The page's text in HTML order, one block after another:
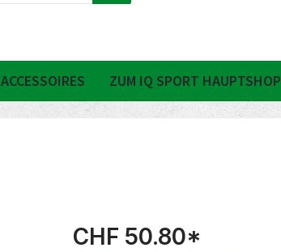
ACCESSOIRES ZUM IQ SPORT HAUPTSHOP
CHF 50.80*